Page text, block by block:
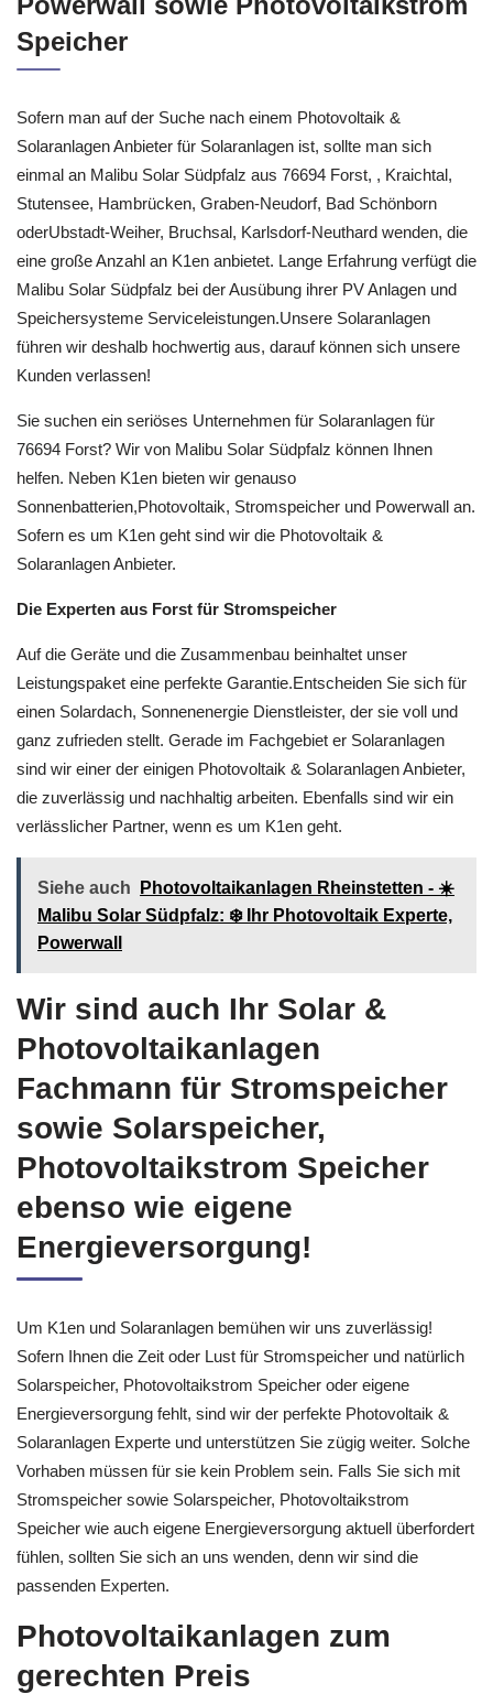
Speicher
Sofern man auf der Suche nach einem Photovoltaik &
Solaranlagen Anbieter für Solaranlagen ist, sollte man sich
einmal an Malibu Solar Südpfalz aus 76694 Forst, , Kraichtal,
Stutensee, Hambrücken, Graben-Neudorf, Bad Schönborn
oderUbstadt-Weiher, Bruchsal, Karlsdorf-Neuthard wenden, die
eine große Anzahl an K1en anbietet. Lange Erfahrung verfügt die
Malibu Solar Südpfalz bei der Ausübung ihrer PV Anlagen und
Speichersysteme Serviceleistungen.Unsere Solaranlagen
führen wir deshalb hochwertig aus, darauf können sich unsere
Kunden verlassen!
Sie suchen ein seriöses Unternehmen für Solaranlagen für
76694 Forst? Wir von Malibu Solar Südpfalz können Ihnen
helfen. Neben K1en bieten wir genauso
Sonnenbatterien,Photovoltaik, Stromspeicher und Powerwall an.
Sofern es um K1en geht sind wir die Photovoltaik &
Solaranlagen Anbieter.
Die Experten aus Forst für Stromspeicher
Auf die Geräte und die Zusammenbau beinhaltet unser
Leistungspaket eine perfekte Garantie.Entscheiden Sie sich für
einen Solardach, Sonnenenergie Dienstleister, der sie voll und
ganz zufrieden stellt. Gerade im Fachgebiet er Solaranlagen
sind wir einer der einigen Photovoltaik & Solaranlagen Anbieter,
die zuverlässig und nachhaltig arbeiten. Ebenfalls sind wir ein
verlässlicher Partner, wenn es um K1en geht.
Siehe auch
Photovoltaikanlagen Rheinstetten - ☀️
Malibu Solar Südpfalz: ❄️ Ihr Photovoltaik Experte,
Powerwall
Wir sind auch Ihr Solar &
Photovoltaikanlagen
Fachmann für Stromspeicher
sowie Solarspeicher,
Photovoltaikstrom Speicher
ebenso wie eigene
Energieversorgung!
Um K1en und Solaranlagen bemühen wir uns zuverlässig!
Sofern Ihnen die Zeit oder Lust für Stromspeicher und natürlich
Solarspeicher, Photovoltaikstrom Speicher oder eigene
Energieversorgung fehlt, sind wir der perfekte Photovoltaik &
Solaranlagen Experte und unterstützen Sie zügig weiter. Solche
Vorhaben müssen für sie kein Problem sein. Falls Sie sich mit
Stromspeicher sowie Solarspeicher, Photovoltaikstrom
Speicher wie auch eigene Energieversorgung aktuell überfordert
fühlen, sollten Sie sich an uns wenden, denn wir sind die
passenden Experten.
Photovoltaikanlagen zum
gerechten Preis